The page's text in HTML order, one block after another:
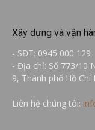
Xây dựng và vận
- SĐT: 0945 000 129
- Địa chỉ: Số 773/10
9, Thành phố Hồ
Liên hệ chúng tôi: